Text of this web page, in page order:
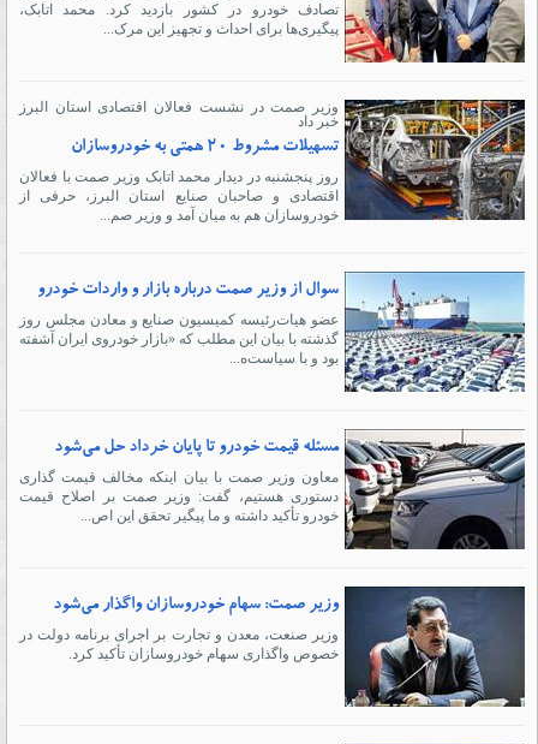
تصادف خودرو در کشور بازدید کرد. محمد اتابک،
پیگیری‌ها برای احداث و تجهیز این مرک...
وزیر صمت در نشست فعالان اقتصادی استان البرز
خبر داد
تسهیلات مشروط ۲۰ همتی به خودروسازان
روز پنجشنبه در دیدار محمد اتابک وزیر صمت با فعالان
اقتصادی و صاحبان صنایع استان البرز، حرفی از
خودروسازان هم به میان آمد و وزیر صم...
سوال از وزیر صمت درباره ‌بازار و واردات خودرو
عضو هیات‌رئیسه کمیسیون صنایع و معادن مجلس روز
گذشته با بیان این مطلب که «بازار خودروی ایران آشفته
بود و با سیاست‌ه...
مسئله قیمت خودرو تا پایان خرداد حل می‌شود
معاون وزیر صمت با بیان اینکه مخالف قیمت گذاری
دستوری هستیم، گفت: وزیر صمت بر اصلاح قیمت
خودرو تأکید داشته و ما پیگیر تحقق این اص...
وزیر صمت: سهام خودروسازان واگذار می‌شود
وزیر صنعت، معدن و تجارت بر اجرای برنامه دولت در
خصوص واگذاری سهام خودروسازان تأکید کرد.